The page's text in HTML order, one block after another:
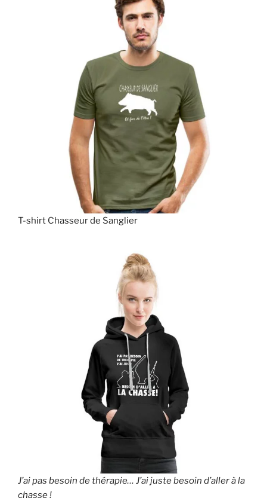
T-shirt Chasseur de Sanglier
J’ai pas besoin de thérapie… J’ai juste besoin d’aller à la
chasse !